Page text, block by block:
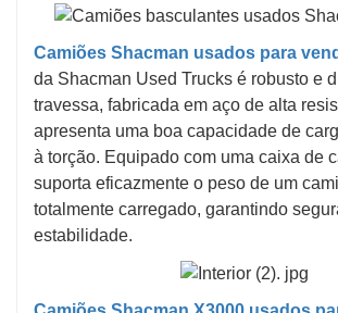
Camiões Shacman usados ​​para
da Shacman Used Trucks é robusto e
travessa, fabricada em aço de alta
apresenta uma boa capacidade de
à torção. Equipado com uma caixa de
suporta eficazmente o peso de um
totalmente carregado, garantindo
estabilidade.